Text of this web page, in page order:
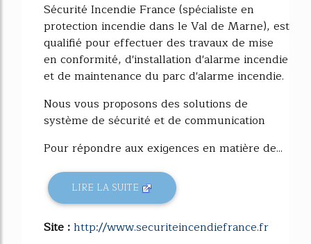
Sécurité Incendie France (spécialiste en
protection incendie dans le Val de Marne), est
qualifié pour effectuer des travaux de mise
en conformité, d'installation d'alarme incendie
et de maintenance du parc d'alarme incendie.
Nous vous proposons des solutions de
système de sécurité et de communication
Pour répondre aux exigences en matière de...
LIRE LA SUITE
Site :http://www.securiteincendiefrance.fr